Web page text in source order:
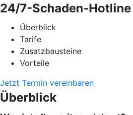
24/7-Schaden-Hotline
Überblick
Tarife
Zusatzbausteine
Vorteile
Jetzt Termin vereinbaren
Überblick